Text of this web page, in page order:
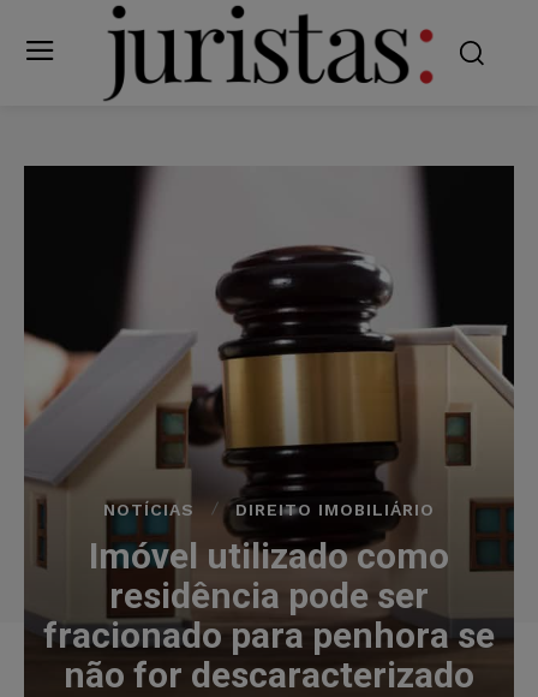
NOTÍCIAS DIREITO IMOBILIÁRIO
Imóvel utilizado como
residência pode ser
fracionado para penhora se
não for descaracterizado